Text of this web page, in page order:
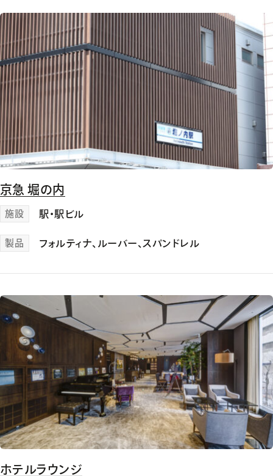
京急 堀の内
施設 駅・駅ビル
製品 フォルティナ、 ルーバー、 スパンドレル
ホテルラウンジ